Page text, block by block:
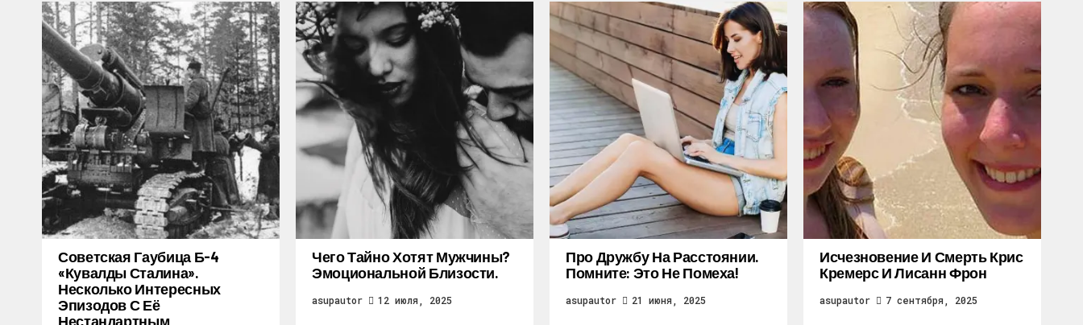
Советская Гаубица Б-4
«Кувалды Сталина».
Несколько Интересных
Эпизодов С Её
Нестандартным
Чего Тайно Хотят Мужчины?
Эмоциональной Близости.
asupautor 12 июля, 2025
Про Дружбу На Расстоянии.
Помните: Это Не Помеха!
asupautor 21 июня, 2025
Исчезновение И Смерть Крис
Кремерс И Лисанн Фрон
asupautor 7 сентября, 2025